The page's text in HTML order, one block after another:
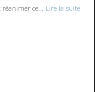
réanimer ce... Lire la suite